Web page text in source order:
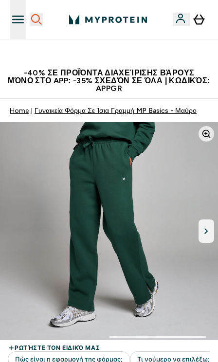
-40% ΣΕ ΠΡΟΪΌΝΤΑ ΔΙΑΧΕΊΡΙΣΗΣ ΒΆΡΟΥΣ
ΜΌΝΟ ΣΤΟ APP: -35% ΣΧΕΔΌΝ ΣΕ ΌΛΑ | ΚΩΔΙΚΌΣ:
APPGR
Home Γυναικεία Φόρμα Σε Ίσια Γραμμή MP Basics - Μαύρο